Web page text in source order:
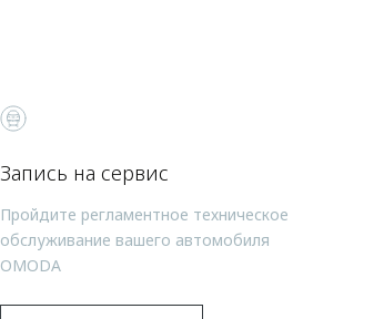
Запись на сервис
Пройдите регламентное техническое
обслуживание вашего автомобиля
OMODA